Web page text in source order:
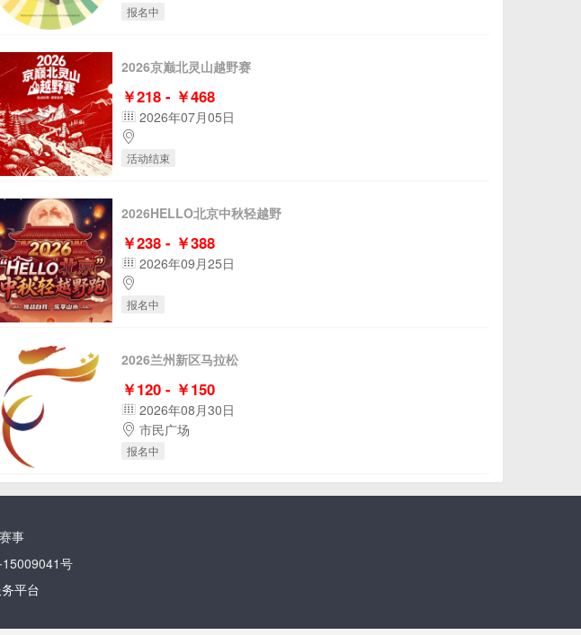
报名中
2026京巅北灵山越野赛
￥218 - ￥468
2026年07月05日
活动结束
2026HELLO北京中秋轻越野
￥238 - ￥388
2026年09月25日
报名中
2026兰州新区马拉松
￥120 - ￥150
2026年08月30日
市民广场
报名中
事
号
平台